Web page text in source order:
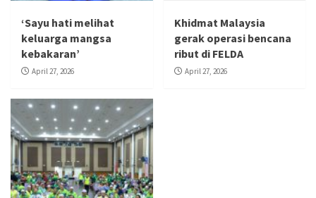
‘Sayu hati melihat
keluarga mangsa
kebakaran’
April 27, 2026
Khidmat Malaysia
gerak operasi bencana
ribut di FELDA
April 27, 2026